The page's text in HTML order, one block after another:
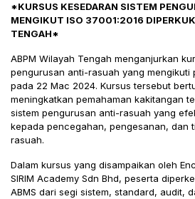
*KURSUS KESEDARAN SISTEM
MENGIKUT ISO 37001:2016
TENGAH*
ABPM Wilayah Tengah menganjurkan
pengurusan anti-rasuah yang mengikuti
pada 22 Mac 2024. Kursus tersebut
meningkatkan pemahaman kakitangan
sistem pengurusan anti-rasuah yang
kepada pencegahan, pengesanan, dan
rasuah.
Dalam kursus yang disampaikan oleh
SIRIM Academy Sdn Bhd, peserta
ABMS dari segi sistem, standard, audit,